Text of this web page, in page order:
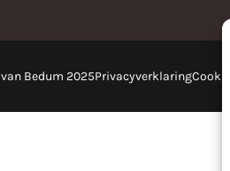
Bedum 2025PrivacyverklaringCookies